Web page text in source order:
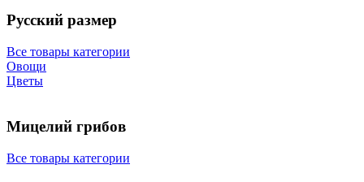
Русский размер
Все товары категории
Овощи
Цветы
Мицелий грибов
Все товары категории